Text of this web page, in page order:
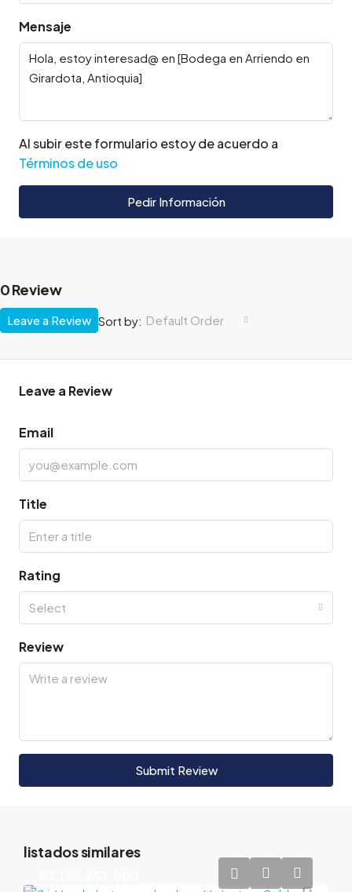
Mensaje
Al subir este formulario estoy de acuerdo a
Términos de uso
Pedir Información
0 Review
Sort by: Default Order
Leave a Review
Leave a Review
Email
Title
Rating
Select
Review
Submit Review
listados similares